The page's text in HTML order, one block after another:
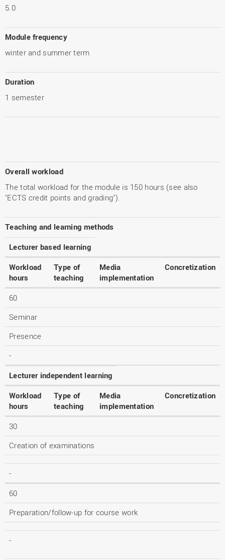
5.0
Module frequency
winter and summer term
Duration
1 semester
Overall workload
The total workload for the module is 150 hours (see also
"ECTS credit points and grading").
Teaching and learning methods
Lecturer based learning
Workload
hours
Type of
teaching
Media
implementation
Concretization
60
Seminar
Presence
-
Lecturer independent learning
Workload
hours
Type of
teaching
Media
implementation
Concretization
30
Creation of examinations
-
60
Preparation/follow-up for course work
-